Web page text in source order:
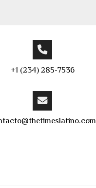
+1 (234) 285-7536